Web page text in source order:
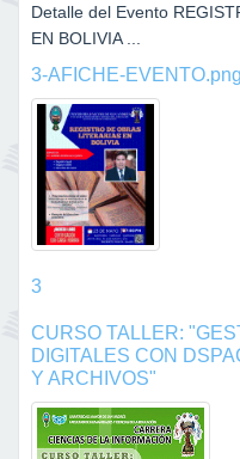
Detalle del Evento
EN BOLIVIA ...
3-AFICHE-EVENTO.png
3
CURSO TALLER:
DIGITALES CON
Y ARCHIVOS"